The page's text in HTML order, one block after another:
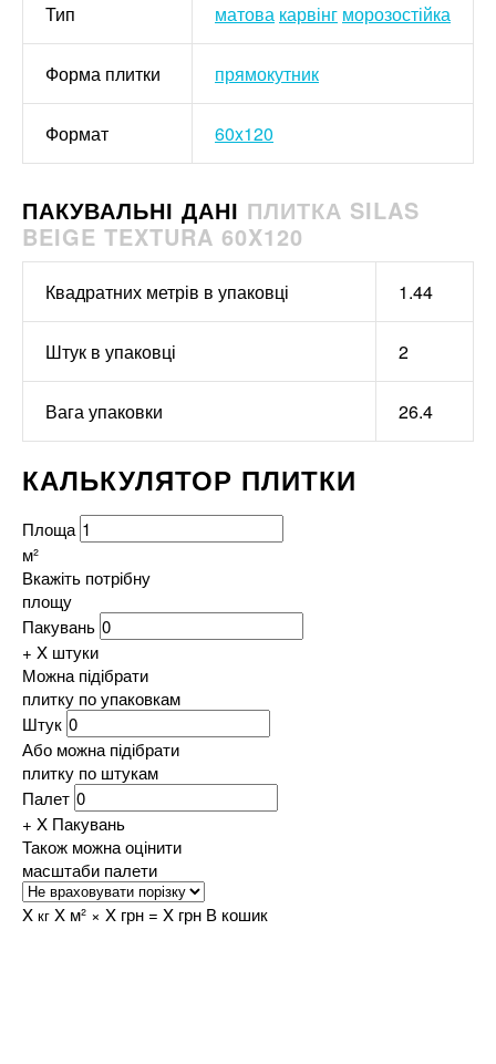
Тип матова карвінг морозостійка
Форма плитки прямокутник
Формат 60x120
ПАКУВАЛЬНІ ДАНІ ПЛИТКА SILAS
BEIGE TEXTURA 60X120
Квадратних метрів в упаковці 1.44
Штук в упаковці 2
Вага упаковки 26.4
КАЛЬКУЛЯТОР ПЛИТКИ
Площа
м²
Вкажіть потрібну
площу
Пакувань
+ X штуки
Можна підібрати
плитку по упаковкам
Штук
Або можна підібрати
плитку по штукам
Палет
+ X Пакувань
Також можна оцінити
масштаби палети
X кг X м² × X грн = X грн В кошик